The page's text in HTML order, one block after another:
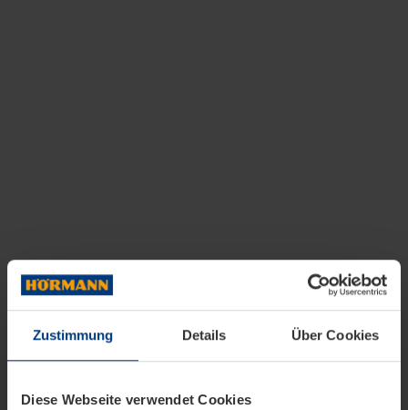
Zustimmung Details Über Cookies
Diese Webseite verwendet Cookies